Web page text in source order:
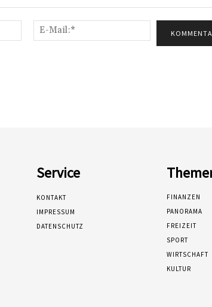
Name:*
Mail:*
Service
KONTAKT
IMPRESSUM
DATENSCHUTZ
FINANZEN
PANORAMA
FREIZEIT
SPORT
WIRTSCHAFT
KULTUR